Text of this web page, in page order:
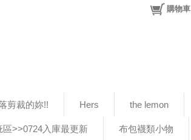
剪裁的妳!! Hers the lemon
區>>0724入庫最更新 布包襪類小物
購物車